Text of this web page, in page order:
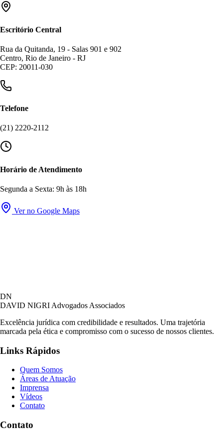
Escritório Central
Rua da Quitanda, 19 - Salas 901 e 902
Centro, Rio de Janeiro - RJ
CEP: 20011-030
Telefone
(21) 2220-2112
Horário de Atendimento
Segunda a Sexta: 9h às 18h
Ver no Google Maps
DN
DAVID NIGRI Advogados Associados
Excelência jurídica com credibilidade e resultados. Uma trajetória
marcada pela ética e compromisso com o sucesso de nossos clientes.
Links Rápidos
Quem Somos
Áreas de Atuação
Imprensa
Vídeos
Contato
Contato
Online agora
Para que possamos ajudá-lo, por favor, informe
como deseja falar com nossa equipe.
Prefiro ser respondido por: